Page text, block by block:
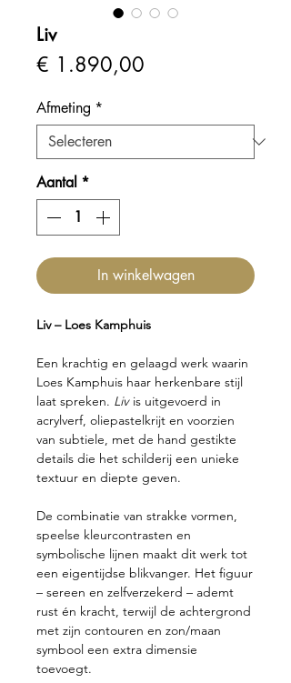
Liv
€ 1.890,00
Afmeting *
Aantal *
In winkelwagen
Liv – Loes Kamphuis
Een krachtig en gelaagd werk waarin
Loes Kamphuis haar herkenbare stijl
laat spreken. Livis uitgevoerd in
acrylverf, oliepastelkrijt en voorzien
van subtiele, met de hand gestikte
details die het schilderij een unieke
textuur en diepte geven.
De combinatie van strakke vormen,
speelse kleurcontrasten en
symbolische lijnen maakt dit werk tot
een eigentijdse blikvanger. Het figuur
– sereen en zelfverzekerd – ademt
rust én kracht, terwijl de achtergrond
met zijn contouren en zon/maan
symbool een extra dimensie
toevoegt.